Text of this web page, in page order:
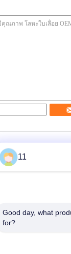
ครื่องยนต์
บบพกพาอิฐ
ตัดเครื่องที่
11
Good day, what
for?